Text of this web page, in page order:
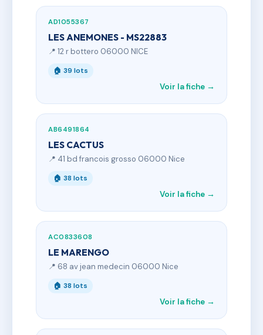
AD1055367
LES ANEMONES - MS22883
📍 12 r bottero 06000 NICE
🏠 39 lots
Voir la fiche →
AB6491864
LES CACTUS
📍 41 bd francois grosso 06000 Nice
🏠 38 lots
Voir la fiche →
AC0833608
LE MARENGO
📍 68 av jean medecin 06000 Nice
🏠 38 lots
Voir la fiche →